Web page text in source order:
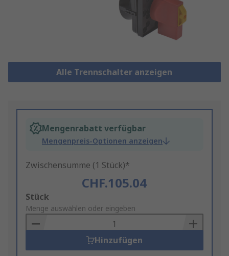
Alle Trennschalter anzeigen
Mengenrabatt verfügbar
Mengenpreis-Optionen anzeigen
Zwischensumme (1 Stück)*
CHF.105.04
Add
to
Basket
Stück
Menge auswählen oder eingeben
Hinzufügen